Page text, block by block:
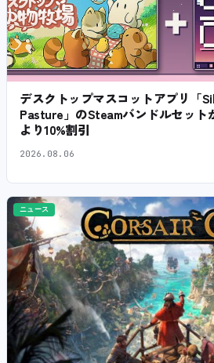
デスクトップマスコットアプリ「
Pasture」のSteamバンドルセット
より10%割引
2026.08.06
ニュース